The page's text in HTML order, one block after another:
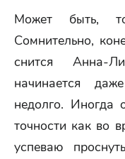
Может быть,
Сомнительно,
снится Анна-
начинается
недолго. Иногда
точности как во
успеваю